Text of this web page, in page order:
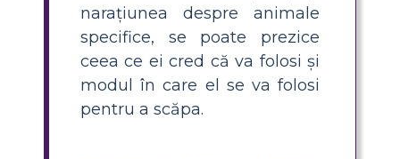
narațiunea despre animale
specifice, se poate prezice
ceea ce ei cred că va folosi și
modul în care el se va folosi
pentru a scăpa.